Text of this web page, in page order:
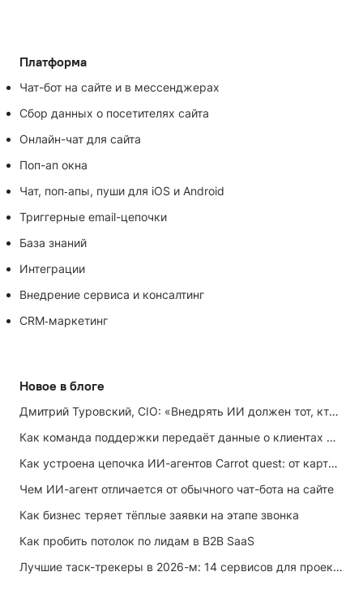
Платформа
Чат-бот на сайте и в мессенджерах
Сбор данных о посетителях сайта
Онлайн-чат для сайта
Поп-ап окна
Чат, поп‑апы, пуши для iOS и Android
Триггерные email-цепочки
База знаний
Интеграции
Внедрение сервиса и консалтинг
CRM‑маркетинг
Новое в блоге
Дмитрий Туровский, CIO: «Внедрять ИИ должен тот, кто ИИ не любит»
Как команда поддержки передаёт данные о клиентах маркетингу
Как устроена цепочка ИИ-агентов Carrot quest: от карточки лида до записи на встречу
Чем ИИ-агент отличается от обычного чат-бота на сайте
Как бизнес теряет тёплые заявки на этапе звонка
Как пробить потолок по лидам в B2B SaaS
Лучшие таск-трекеры в 2026-м: 14 сервисов для проектов и личных задач